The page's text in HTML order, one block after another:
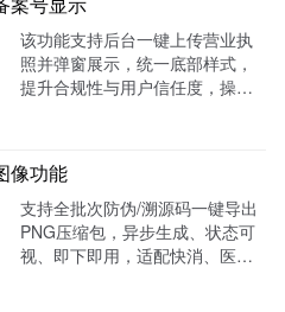
该功能支持后台一键上传营业执
照并弹窗展示，统一底部样式，
提升合规性与用户信任度，操作
像功能
支持全批次防伪/溯源码一键导出
PNG压缩包，异步生成、状态可
视、即下即用，适配快消、医